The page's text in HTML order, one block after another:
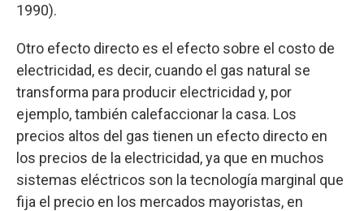
1990).
Otro efecto directo es el efecto sobre el costo de
electricidad, es decir, cuando el gas natural se
transforma para producir electricidad y, por
ejemplo, también calefaccionar la casa. Los
precios altos del gas tienen un efecto directo en
los precios de la electricidad, ya que en muchos
sistemas eléctricos son la tecnología marginal que
fija el precio en los mercados mayoristas, en